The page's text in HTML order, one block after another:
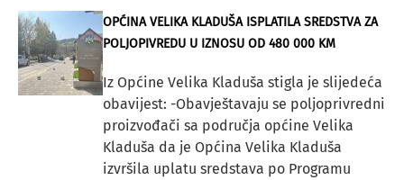
OPĆINA VELIKA KLADUŠA ISPLATILA SREDSTVA ZA
POLJOPIVREDU U IZNOSU OD 480 000 KM
Iz Općine Velika Kladuša stigla je slijedeća
obavijest: -Obavještavaju se poljoprivredni
proizvođači sa područja općine Velika
Kladuša da je Općina Velika Kladuša
izvršila uplatu sredstava po Programu